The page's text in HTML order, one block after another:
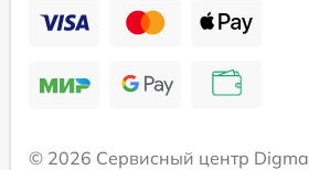
© 2026 Сервисный центр Digma